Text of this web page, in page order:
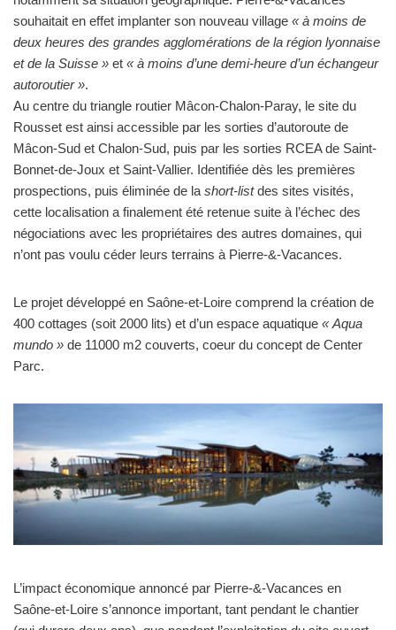
souhaitait en effet implanter son nouveau village « à moins de
deux heures des grandes agglomérations de la région lyonnaise
et de la Suisse » et « à moins d’une demi-heure d’un échangeur
autoroutier ».
Au centre du triangle routier Mâcon-Chalon-Paray, le site du
Rousset est ainsi accessible par les sorties d’autoroute de
Mâcon-Sud et Chalon-Sud, puis par les sorties RCEA de Saint-
Bonnet-de-Joux et Saint-Vallier. Identifiée dès les premières
prospections, puis éliminée de la short-listdes sites visités,
cette localisation a finalement été retenue suite à l’échec des
négociations avec les propriétaires des autres domaines, qui
n’ont pas voulu céder leurs terrains à Pierre-&-Vacances.
Le projet développé en Saône-et-Loire comprend la création de
400 cottages (soit 2000 lits) et d’un espace aquatique « Aqua
mundo » de 11000 m2 couverts, coeur du concept de Center
Parc.
L’impact économique annoncé par Pierre-&-Vacances en
Saône-et-Loire s’annonce important, tant pendant le chantier